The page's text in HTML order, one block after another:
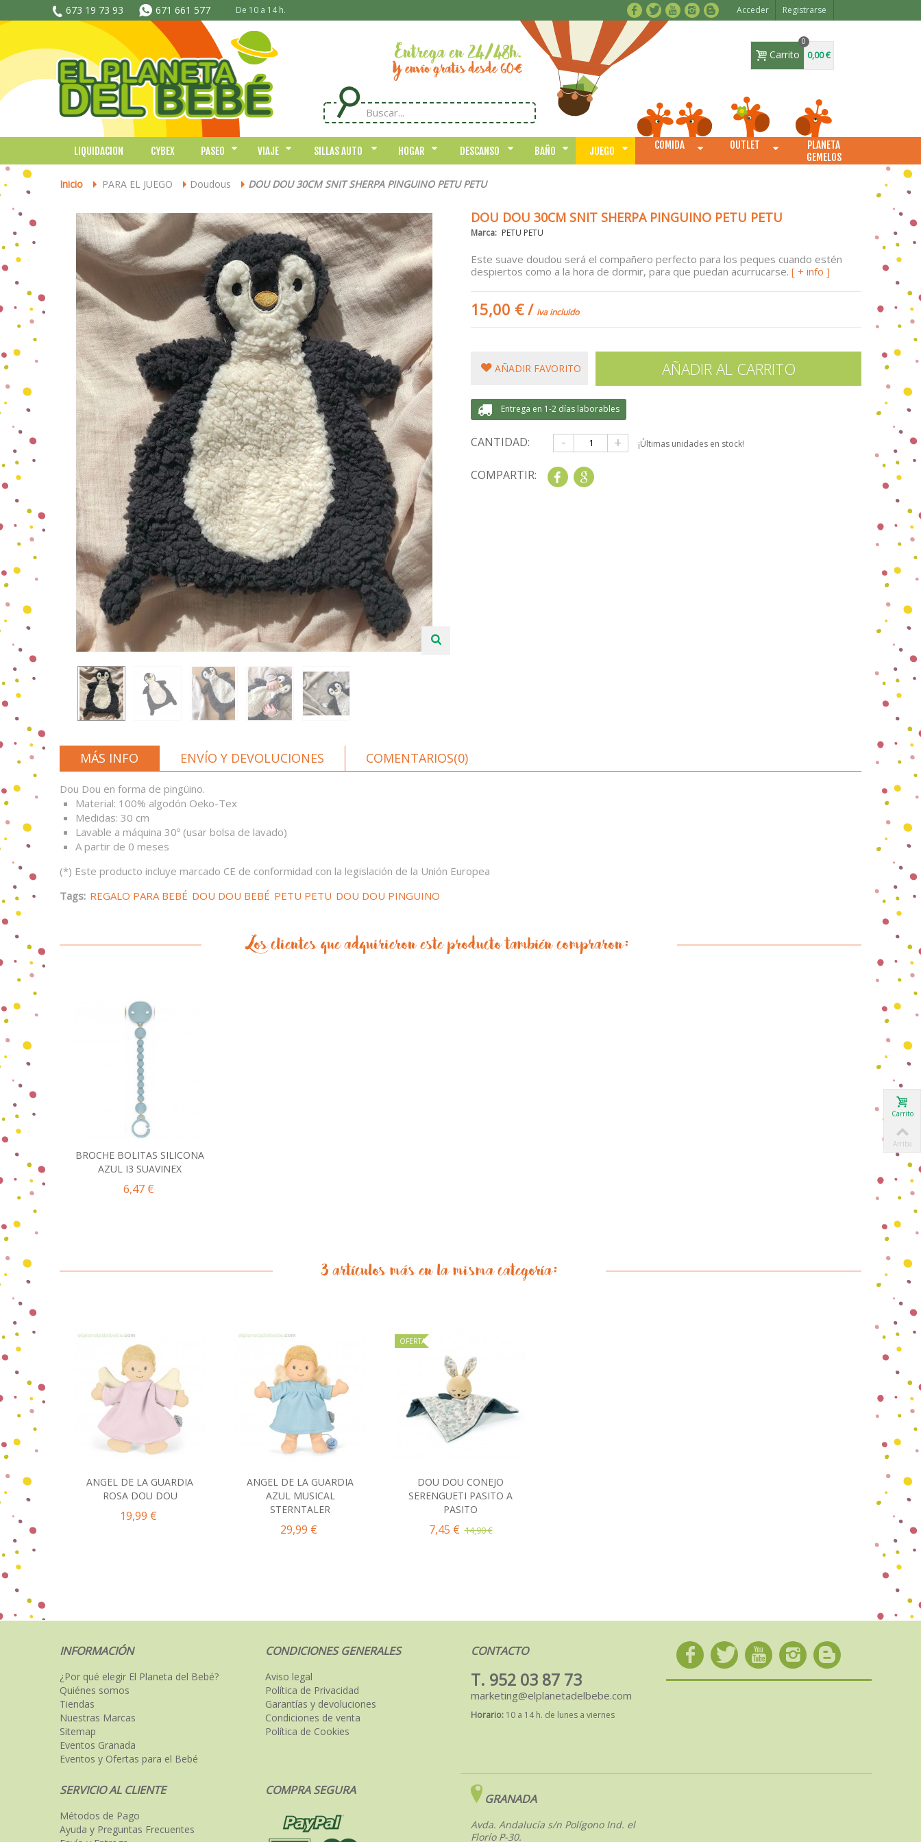
673 19 73 93 671 661 577 De 10 a 14 h. Acceder Registrarse
Carrito
0
0,00 €
LIQUIDACION CYBEX PASEO VIAJE SILLAS AUTO HOGAR DESCANSO BAÑO JUEGO COMIDA OUTLET
PLANETA
GEMELOS
Inicio > PARA EL JUEGO > Doudous > DOU DOU 30CM SNIT SHERPA PINGUINO PETU PETU
DOU DOU 30CM SNIT SHERPA PINGUINO PETU PETU
Marca: PETU PETU
Este suave doudou será el compañero perfecto para los peques cuando estén
despiertos como a la hora de dormir, para que puedan acurrucarse. [ + info ]
15,00 €/ iva incluido
AÑADIR FAVORITO AÑADIR AL CARRITO
Entrega en 1-2 días laborables
CANTIDAD: - + ¡Últimas unidades en stock!
COMPARTIR: Share
MÁS INFO ENVÍO Y DEVOLUCIONES COMENTARIOS(0)
Dou Dou en forma de pingüino.
Material: 100% algodón Oeko-Tex
Medidas: 30 cm
Lavable a máquina 30º (usar bolsa de lavado)
A partir de 0 meses
(*) Este producto incluye marcado CE de conformidad con la legislación de la Unión Europea
Tags: REGALO PARA BEBÉ DOU DOU BEBÉ PETU PETU DOU DOU PINGUINO
Los clientes que adquirieron este producto también compraron:
Añadir al carrito
BROCHE BOLITAS SILICONA
AZUL I3 SUAVINEX
6,47 €
3 artículos más en la misma categoría:
Añadir al carrito
ANGEL DE LA GUARDIA
ROSA DOU DOU
19,99 €
Añadir al carrito
ANGEL DE LA GUARDIA
AZUL MUSICAL
STERNTALER
29,99 €
OFERTA
Añadir al carrito
DOU DOU CONEJO
SERENGUETI PASITO A
PASITO
7,45 € 14,90 €
INFORMACIÓN
¿Por qué elegir El Planeta del Bebé?
Quiénes somos
Tiendas
Nuestras Marcas
Sitemap
Eventos Granada
Eventos y Ofertas para el Bebé
CONDICIONES GENERALES
Aviso legal
Política de Privacidad
Garantías y devoluciones
Condiciones de venta
Política de Cookies
CONTACTO
T. 952 03 87 73
marketing@elplanetadelbebe.com
Horario: 10 a 14 h. de lunes a viernes
SERVICIO AL CLIENTE
Métodos de Pago
Ayuda y Preguntas Frecuentes
COMPRA SEGURA
GRANADA
Avda. Andalucía s/n Polígono Ind. el
Florío P-30.
Carrito
Arriba